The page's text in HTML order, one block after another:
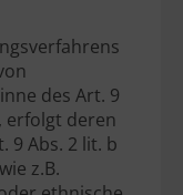
des Art. 9
erfolgt deren
9 Abs. 2 lit. b
z.B.